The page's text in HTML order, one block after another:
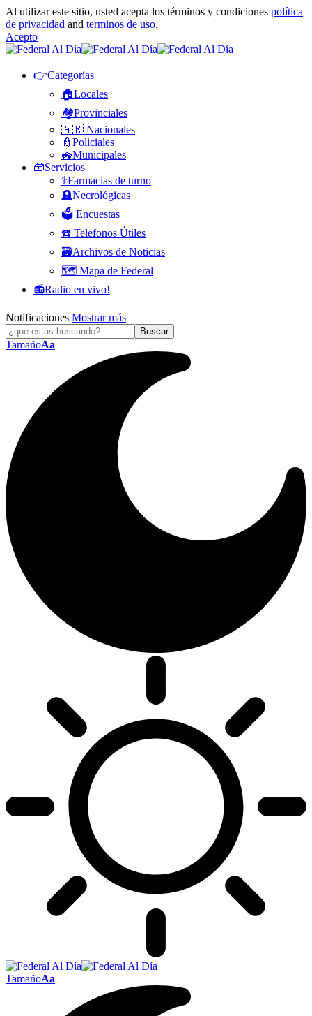
Al utilizar este sitio, usted acepta los términos y condiciones política
de privacidad and terminos de uso.
Acepto
👉Categorías
🏠Locales
🏘️Provinciales
🇦🇷 Nacionales
👮Policiales
🚜Municipales
🧰Servicios
⚕️Farmacias de turno
🪦Necrológicas
🗳️ Encuestas
☎️ Telefonos Útiles
🗃️Archivos de Noticias
🗺️ Mapa de Federal
📻Radio en vivo!
Notificaciones Mostrar más
TamañoAa
TamañoAa